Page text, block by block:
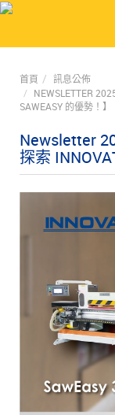
首頁
訊息公佈
NEWSLETTER
SAWEASY 的優勢！】
Newsletter
探索